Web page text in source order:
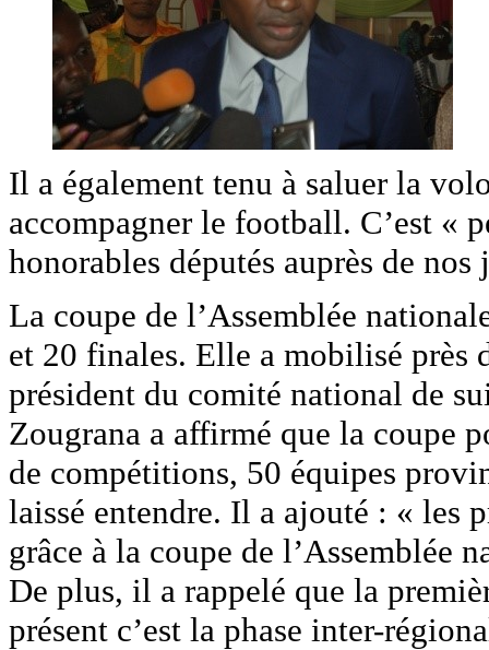
Il a également tenu à saluer la
accompagner le football. C’est «
honorables députés auprès de
La coupe de l’Assemblée
et 20 finales. Elle a mobilisé près
président du comité national de
Zougrana a affirmé que la coupe
de compétitions, 50 équipes
laissé entendre. Il a ajouté : « les
grâce à la coupe de l’Assemblée
De plus, il a rappelé que la
présent c’est la phase inter-